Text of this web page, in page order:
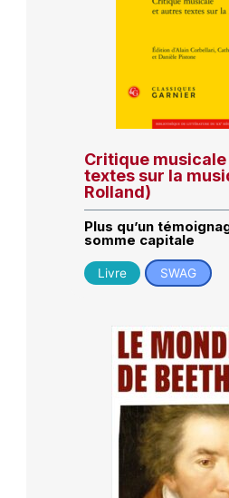
Critique
textes sur la
Rolland)
Plus qu’un
somme capitale
Livre SWAG